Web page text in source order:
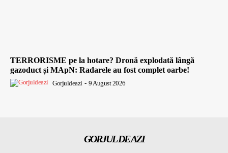
TERRORISME pe la hotare? Dronă explodată lângă
gazoduct și MApN: Radarele au fost complet oarbe!
Gorjuldeazi - 9 August 2026
GORJUL DE AZI